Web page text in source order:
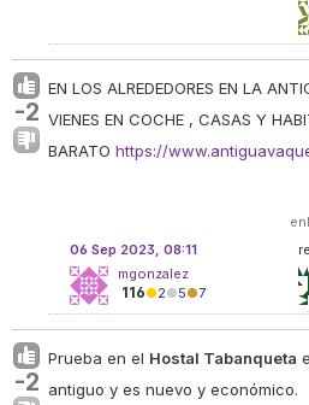
-2
EN LOS ALREDEDORES EN LA
VIENES EN COCHE , CASAS Y
BARATO https://
06 Sep 2023, 08:11
mgonzalez
116●2●5●7
-2
Prueba en el Hostal Tabanqueta
antiguo y es nuevo y económico.